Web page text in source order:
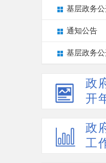
基层政务
通知公告
基层政务
政
开
政
工